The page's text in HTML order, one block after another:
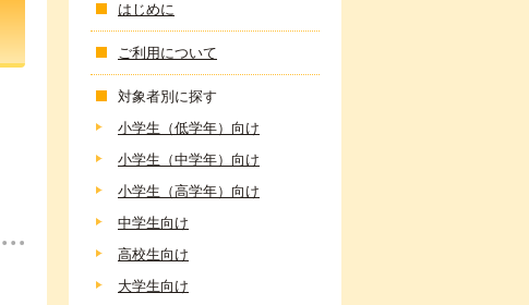
はじめに
ご利用について
対象者別に探す
小学生（低学年）向け
小学生（中学年）向け
小学生（高学年）向け
中学生向け
高校生向け
大学生向け